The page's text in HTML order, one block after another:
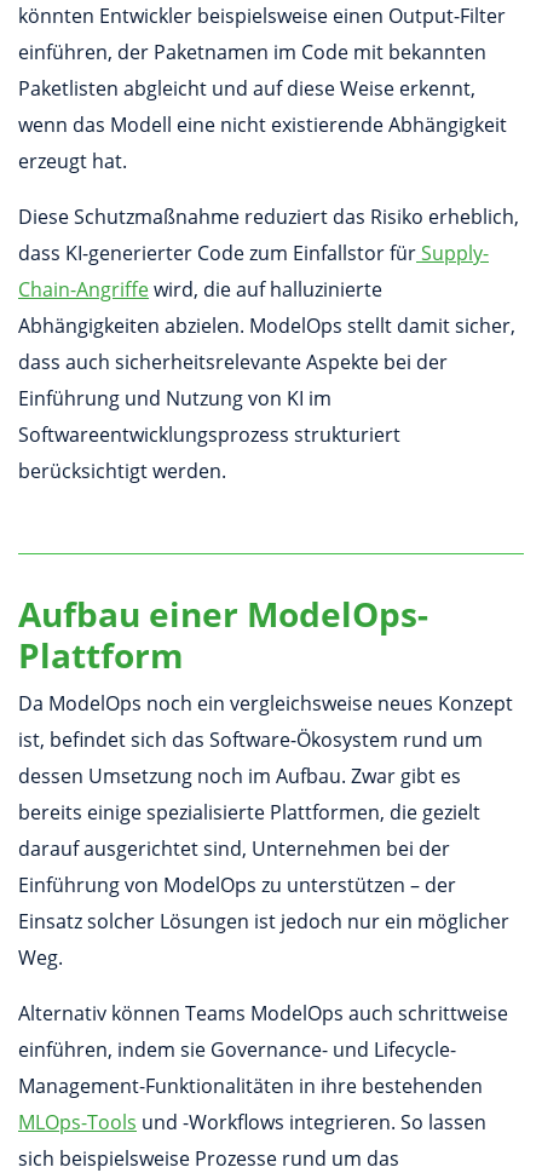
könnten Entwickler beispielsweise einen Output-Filter
einführen, der Paketnamen im Code mit bekannten
Paketlisten abgleicht und auf diese Weise erkennt,
wenn das Modell eine nicht existierende Abhängigkeit
erzeugt hat.
Diese Schutzmaßnahme reduziert das Risiko erheblich,
dass KI-generierter Code zum Einfallstor fürSupply-
Chain-Angriffewird, die auf halluzinierte
Abhängigkeiten abzielen. ModelOps stellt damit sicher,
dass auch sicherheitsrelevante Aspekte bei der
Einführung und Nutzung von KI im
Softwareentwicklungsprozess strukturiert
berücksichtigt werden.
Aufbau einer ModelOps-
Plattform
Da ModelOps noch ein vergleichsweise neues Konzept
ist, befindet sich das Software-Ökosystem rund um
dessen Umsetzung noch im Aufbau. Zwar gibt es
bereits einige spezialisierte Plattformen, die gezielt
darauf ausgerichtet sind, Unternehmen bei der
Einführung von ModelOps zu unterstützen – der
Einsatz solcher Lösungen ist jedoch nur ein möglicher
Weg.
Alternativ können Teams ModelOps auch schrittweise
einführen, indem sie Governance- und Lifecycle-
Management-Funktionalitäten in ihre bestehenden
MLOps-Tools und -Workflows integrieren. So lassen
sich beispielsweise Prozesse rund um das